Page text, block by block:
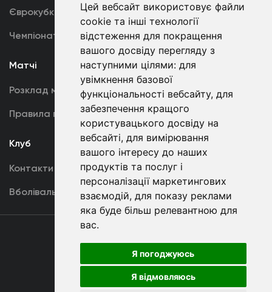
Цей вебсайт використовує файли
cookie та інші технології
відстеження для покращення
вашого досвіду перегляду з
наступними цілями: для
увімкнення базової
функціональності вебсайту, для
забезпечення кращого
користувацького досвіду на
вебсайті, для вимірювання
вашого інтересу до наших
продуктів та послуг і
персоналізації маркетингових
взаємодій, для показу реклами
яка буде більш релевантною для
вас.
Я погоджуюсь
Я відмовляюсь
Єврокубки
Чемпіонат України
Фотогалерея
Акредитація
Матчі
Розклад матчів
Правила поведінки
Команда
Перша команда
U19
Клуб
Контакти
Вболівальникам
Угода
користувача
Copyright © ФК «Динамо» Київ